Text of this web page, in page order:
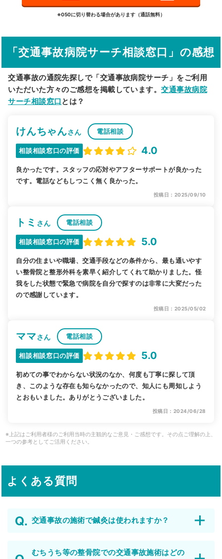
詳細条件で絞り込む
駅から探す 院名から探す
※050に切り替わる場合があります（通話無料）
「交通事故病院サーチ相談窓口」の感想
交通事故の通院先探しで「交通事故病院サーチ」をご利用
いただいた方々のご感想を掲載しています。交通事故病院
サーチ相談窓口 とは？
けんちゃんさん 電話相談
相談相談窓口の評価 4.0
良かったです。スタッフの応対やアフターサポートが良かった
です。電話などもしつこく無く良かった。
投稿日：2025/09/10
トミ さん 電話相談
相談相談窓口の評価 5.0
自分の住まいや職場、交通手段などの条件から、最も通いやす
い整骨院と整形外科を素早く紹介してくれて助かりました。怪
我をした状態で緊急で病院を自分で探すのは非常に大変だった
ので感謝しています。
投稿日：2025/05/02
ママさん 電話相談
相談相談窓口の評価 5.0
初めての事でわからない状況のなか、何度も丁寧に探して頂
き、このような存在も知らなかったので、知人にも周知しよう
とおもいました。ありがとうございました。
投稿日：2024/06/28
※上記はご利用者様のご利用当時の主観的なご意見・ご感想です。その点ご理解の上、
一つの参考としてご活用ください。
よくある質問
交通事故の施術で鍼灸は使われますか？
むちうち等の整骨院での交通事故施術はどの